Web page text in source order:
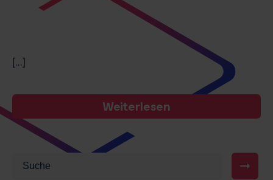
[...]
Weiterlesen